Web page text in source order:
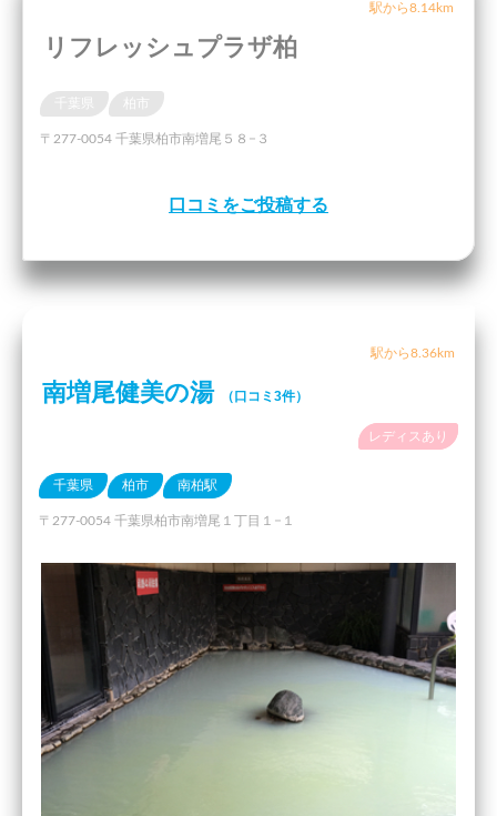
駅から8.14km
リフレッシュプラザ柏
千葉県
〒277-0054 千葉県柏市南増尾５８−３
口コミをご投稿する
駅から8.36km
南増尾健美の湯 （口コミ3件）
レディスあり
千葉県 柏市 南柏駅
〒277-0054 千葉県柏市南増尾１丁目１−１